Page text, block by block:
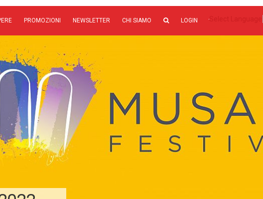
PROMOZIONI NEWSLETTER CHI SIAMO LOGIN